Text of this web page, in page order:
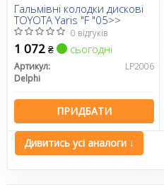
Гальмівні колодки дискові
TOYOTA Yaris "F "05>>
0 відгуків
1 072 ₴ сьогодні
Артикул:
LP2006
Delphi
ПРИДБАТИ
Дивитись усі аналоги ↓